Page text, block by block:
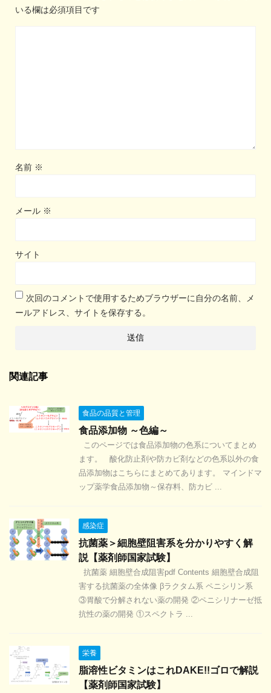
いる欄は必須項目です
名前 ※
メール ※
サイト
次回のコメントで使用するためブラウザーに自分の名前、メ
ールアドレス、サイトを保存する。
関連記事
食品の品質と管理
食品添加物 ～色編～
このページでは食品添加物の色系についてまとめ
ます。 酸化防止剤や防カビ剤などの色系以外の食
品添加物はこちらにまとめてあります。 マインドマ
ップ薬学食品添加物～保存料、防カビ ...
感染症
抗菌薬＞細胞壁阻害系を分かりやすく解
説【薬剤師国家試験】
抗菌薬 細胞壁合成阻害pdf Contents 細胞壁合成阻
害する抗菌薬の全体像 βラクタム系 ペニシリン系
③胃酸で分解されない薬の開発 ②ペニシリナーゼ抵
抗性の薬の開発 ①スペクトラ ...
栄養
脂溶性ビタミンはこれDAKE!!ゴロで解説
【薬剤師国家試験】